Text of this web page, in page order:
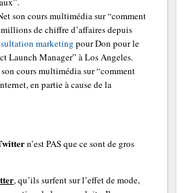
son cours multimédia sur “comment
de chiffre d’affaires depuis
marketing pour Don pour le
Launch Manager” à Los Angeles.
cours multimédia sur “comment
en partie à cause de la
n’est PAS que ce sont de gros
, qu’ils surfent sur l’effet de mode,